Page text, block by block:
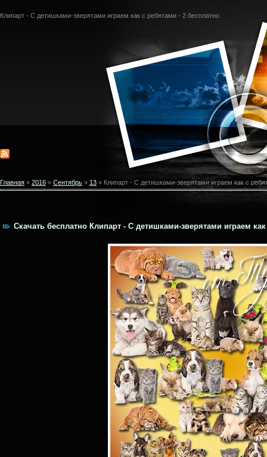
Клипарт - С детишками-зверятами играем как с ребятами - 2 бесплатно
Главная » 2016 » Сентябрь » 13 » Клипарт - С детишками-зверятами играем как с
Скачать бесплатно Клипарт - С детишками-зверятами играем